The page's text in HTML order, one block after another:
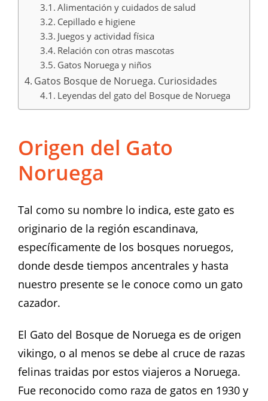
Alimentación y cuidados de salud
Cepillado e higiene
Juegos y actividad física
Relación con otras mascotas
Gatos Noruega y niños
Gatos Bosque de Noruega. Curiosidades
Leyendas del gato del Bosque de Noruega
Origen del Gato
Noruega
Tal como su nombre lo indica, este gato es
originario de la región escandinava,
específicamente de los bosques noruegos,
donde desde tiempos ancentrales y hasta
nuestro presente se le conoce como un gato
cazador.
El Gato del Bosque de Noruega es de origen
vikingo, o al menos se debe al cruce de razas
felinas traidas por estos viajeros a Noruega.
Fue reconocido como raza de gatos en 1930 y